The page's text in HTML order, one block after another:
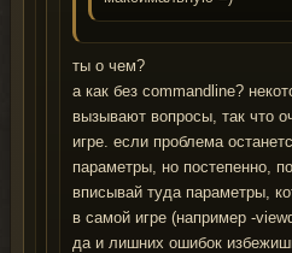
ты о чем?
а как без commandline?
вызывают вопросы, так что
игре. если проблема
параметры, но постепенно,
вписывай туда параметры,
в самой игре (например -
да и лишних ошибок